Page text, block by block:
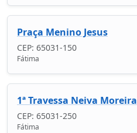
Praça Menino Jesus
CEP: 65031-150
Fátima
1ª Travessa Neiva Moreira
CEP: 65031-250
Fátima